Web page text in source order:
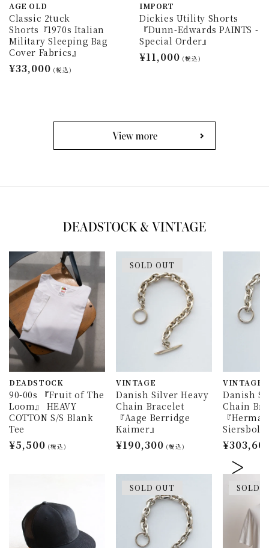
AGE OLD
Classic 2tuck
Shorts『1970s Italian
Military Sleeping Bag
Cover Fabrics』
通
¥33,000 (税込)
IMPORT
Dickies Utility Shorts
『Dunn-Edwards PAINTS -
Special Order』
通
¥11,000 (税込)
DEADSTOCK
90-00s 『Fruit of The
Loom』 HEAVY
COTTON S/S Blank
Tee
通
¥5,500 (税込)
SOLD OUT
VINTAGE
Danish Silver Heavy
Chain Bracelet
『Aage Berridge
Kaimer』
通
価
¥190,300 (税込)
SOLD OUT
VINTAGE
Danish
Chain
『
Siersbol』
通
常
価
SOLD